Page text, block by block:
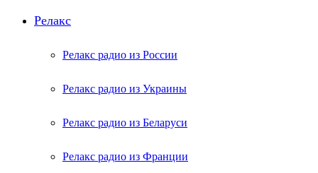
Релакс
Релакс радио из России
Релакс радио из Украины
Релакс радио из Беларуси
Релакс радио из Франции